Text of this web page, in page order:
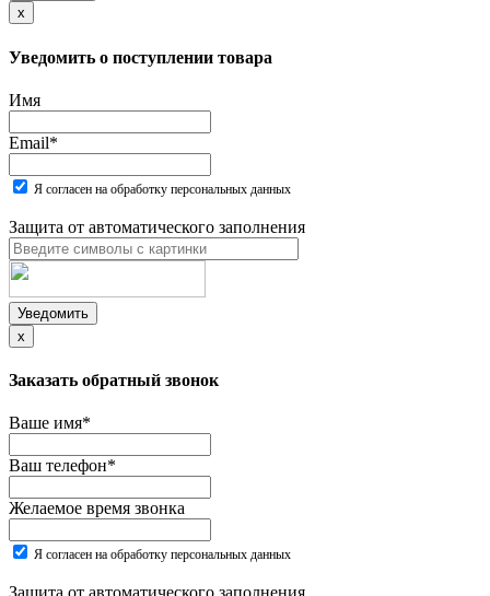
x
Уведомить о поступлении товара
Имя
Email*
Я согласен на обработку персональных данных
Защита от автоматического заполнения
Уведомить
x
Заказать обратный звонок
Ваше имя*
Ваш телефон*
Желаемое время звонка
Я согласен на обработку персональных данных